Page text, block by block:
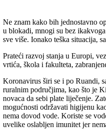
Ne znam kako bih jednostavno
u blokadi, mnogi su bez
sve više. Ionako teška situacija,
Prateći razvoj stanja u Europi,
vrtića, škola i fakulteta,
Koronavirus širi se i po Ruandi,
ruralnim područjima, kao što je
novaca da sebi plate liječenje.
mogućnosti održavati higijenu
nema dovod vode. Koriste se
uvelike oslabljen imunitet jer